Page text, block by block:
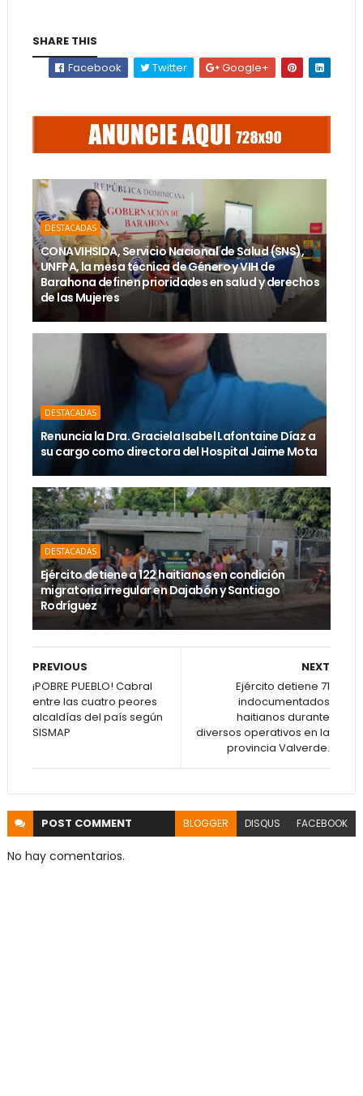
SHARE THIS
Facebook
Twitter Google+
DESTACADAS
CONAVIHSIDA, Servicio Nacional de Salud (SNS),
UNFPA, la mesa técnica de Género y VIH de
Barahona definen prioridades en salud y derechos
de las Mujeres
DESTACADAS
Renuncia la Dra. Graciela Isabel Lafontaine Díaz a
su cargo como directora del Hospital Jaime Mota
DESTACADAS
Ejército detiene a 122 haitianos en condición
migratoria irregular en Dajabón y Santiago
Rodríguez
NEXT
Ejército detiene 71
indocumentados
haitianos durante
diversos operativos en la
provincia Valverde.
PREVIOUS
¡POBRE PUEBLO! Cabral
entre las cuatro peores
alcaldías del país según
SISMAP
POST COMMENT BLOGGER DISQUS FACEBOOK
No hay comentarios.